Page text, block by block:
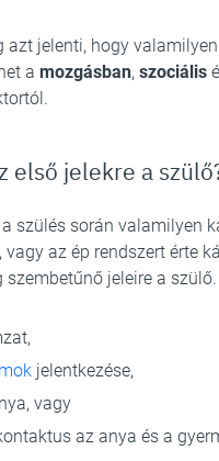
azt jelenti, hogy
a mozgásban, szociális
első jelekre a
szülés során valamilyen
vagy az ép rendszert érte
szembetűnő jeleire a
jelentkezése,
vagy
az anya és a